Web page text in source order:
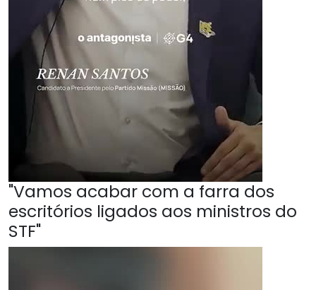
"Vamos acabar com a farra dos
escritórios ligados aos ministros do
STF"